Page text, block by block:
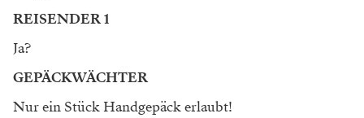
REISENDER 1
Ja?
GEPÄCKWÄCHTER
Nur ein Stück Handgepäck erlaubt!